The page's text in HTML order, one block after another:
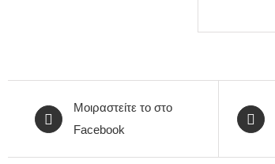
Μοιραστείτε το στο
Facebook